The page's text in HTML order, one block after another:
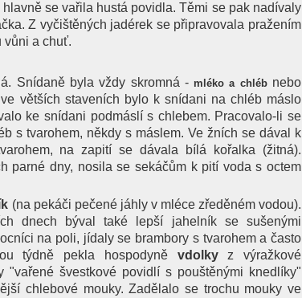
se vařila hustá povidla. Těmi se pak nadívaly
Z vyčištěných jadérek se připravovala pražením
vůni a chuť.
Snídaně byla vždy skromná - mléko a chlébnebo
větších staveních bylo k snídani na chléb máslo
ke snídani podmáslí s chlebem. Pracovalo-li se
s tvarohem, někdy s máslem. Ve žních se dával k
na zapití se dávala bílá kořalka (žitná).
parné dny, nosila se sekáčům k pití voda s octem
(na pekáči pečené jáhly v mléce zředěném vodou).
dnech býval také lepší jahelník se sušenými
na poli, jídaly se brambory s tvarohem a často
týdně pekla hospodyně vdolkyz výražkové
"vařené švestkové povidlí s pouštěnými knedlíky"
chlebové mouky. Zadělalo se trochu mouky ve